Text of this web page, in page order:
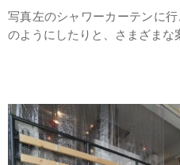
写真左のシャワーカーテンに
のようにしたりと、さまざまな